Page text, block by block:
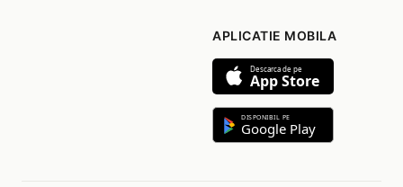
APLICATIE MOBILA
Descarca de pe
App Store
DISPONIBIL PE
Google Play